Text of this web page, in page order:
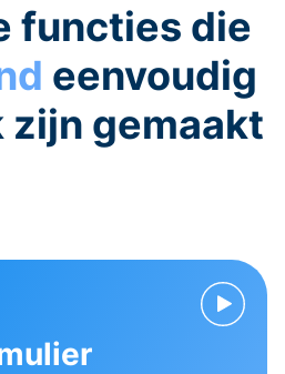
functies die
eenvoudig
zijn gemaakt